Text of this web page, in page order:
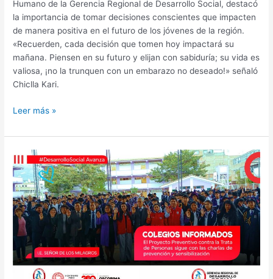
Humano de la Gerencia Regional de Desarrollo Social, destacó
la importancia de tomar decisiones conscientes que impacten
de manera positiva en el futuro de los jóvenes de la región.
«Recuerden, cada decisión que tomen hoy impactará su
mañana. Piensen en su futuro y elijan con sabiduría; su vida es
valiosa, ¡no la trunquen con un embarazo no deseado!» señaló
Chiclla Kari.
Leer más »
INICIAN
CHARLAS
PREVENTIVAS
CONTRA
LA
TRATA
DE
PERSONAS
EN
INSTITUCIONES